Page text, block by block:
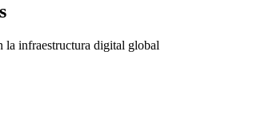
la infraestructura digital global